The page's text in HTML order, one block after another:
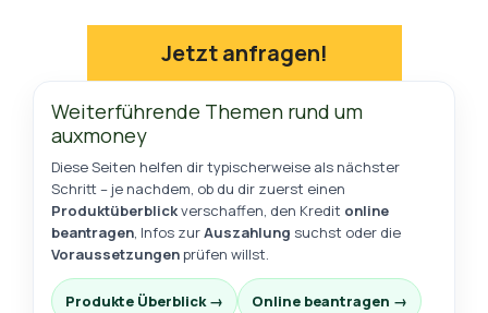
Jetzt anfragen!
Weiterführende Themen rund um
auxmoney
Diese Seiten helfen dir typischerweise als nächster
Schritt – je nachdem, ob du dir zuerst einen
Produktüberblickverschaffen, den Kredit online
beantragen, Infos zurAuszahlung suchst oder die
Voraussetzungenprüfen willst.
Produkte Überblick → Online beantragen →